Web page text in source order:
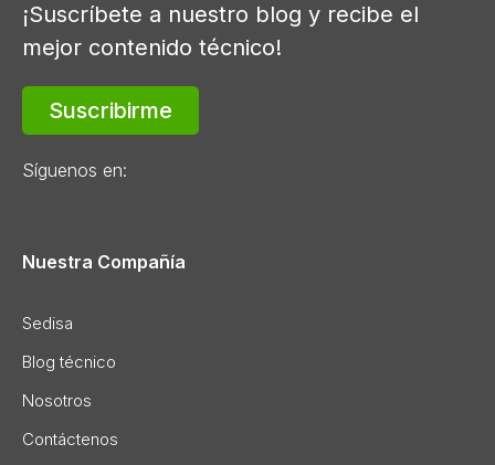
¡Suscríbete a nuestro blog y recibe el
mejor contenido técnico!
Suscribirme
Síguenos en:
Nuestra Compañía
Sedisa
Blog técnico
Nosotros
Contáctenos